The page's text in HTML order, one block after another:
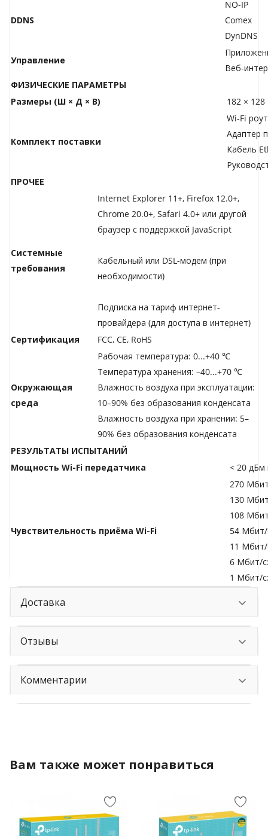
DDNS
NO-IP
Comex
DynDNS
Управление
Веб-
ФИЗИЧЕСКИЕ ПАРАМЕТРЫ
Размеры (Ш × Д × В)
182 ×
Комплект поставки
Wi-Fi
Адаптер
Кабель
ПРОЧЕЕ
Системные
требования
Internet Explorer 11+, Firefox 12.0+,
Chrome 20.0+, Safari 4.0+ или другой
браузер с поддержкой JavaScript
Кабельный или DSL-модем (при
необходимости)
Подписка на тариф интернет-
провайдера (для доступа в интернет)
Сертификация
FCC, CE, RoHS
Окружающая
среда
Рабочая температура: 0...+40 ℃
Температура хранения: –40...+70 ℃
Влажность воздуха при эксплуатации:
10–90% без образования конденсата
Влажность воздуха при хранении: 5–
90% без образования конденсата
РЕЗУЛЬТАТЫ ИСПЫТАНИЙ
Мощность Wi-Fi передатчика
< 20 дБм
Чувствительность приёма Wi-Fi
270
130
108
54 Мбит/
11 Мбит/
6 Мбит/
1 Мбит/
Доставка
Отзывы
Комментарии
Вам также может понравиться